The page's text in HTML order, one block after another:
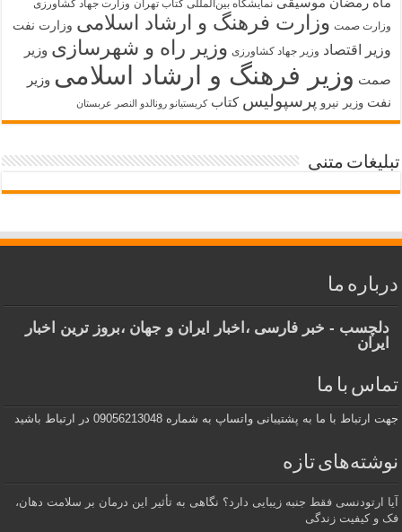
نمایشگاه بین‌المللی کتاب تهران وزارت جهاد کشاورزی
وزارت صمت وزارت فرهنگ و ارشاد اسلامی وزارت نفت
وزیر اقتصاد وزیر جهاد کشاورزی وزیر راه و شهرسازی وزیر
صمت وزیر فرهنگ و ارشاد اسلامی وزیر
نفت وزیر نیرو پرسپولیس کتاب کریستیانو رونالدو النصر عربستان
تبلیغات متنی
درباره ما
دلچسب - خبر فارسی ،اخبار ایران و جهان ،بروز ترین اخبار
ایران
تماس با ما
جهت ارتباط با ما به پشتیبانی واتساپ به شماره 09056213048 در ارتباط باشید
نوشته‌های تازه
آیا ارتودنسی فقط جنبه زیبایی دارد؟ نگاهی به تأثیر این درمان بر سلامت دهان،
فک و کیفیت زندگی